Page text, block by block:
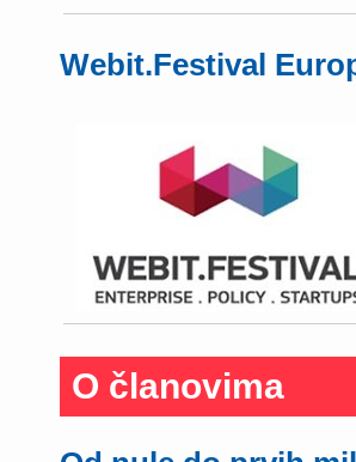
Webit.Festival
O članovima